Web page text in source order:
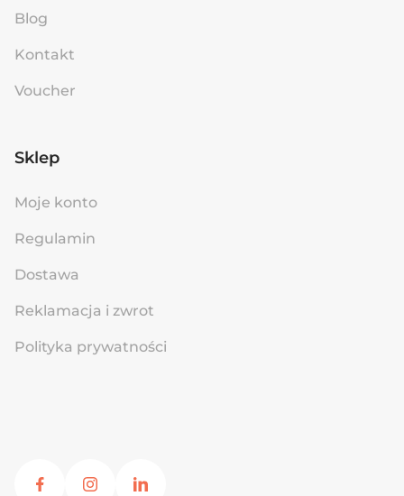
Blog
Kontakt
Voucher
Sklep
Moje konto
Regulamin
Dostawa
Reklamacja i zwrot
Polityka prywatności